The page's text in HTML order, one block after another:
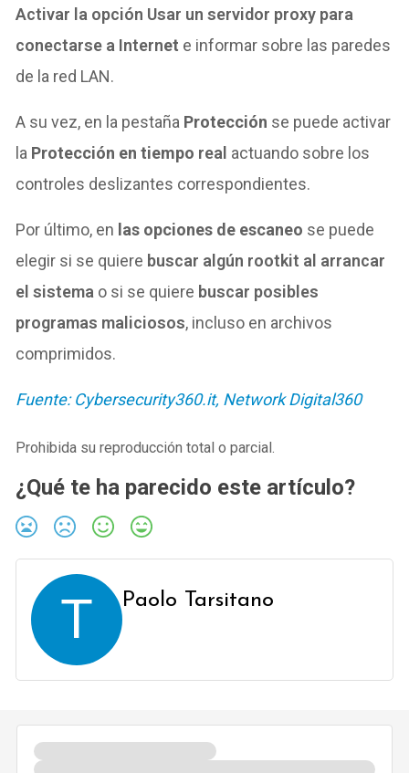
Activar la opción Usar un servidor proxy para
conectarse a Internet e informar sobre las paredes
de la red LAN.
A su vez, en la pestaña Protección se puede activar
a Protección en tiempo real actuando sobre los
controles deslizantes correspondientes.
Por último, en las opciones de escaneo se puede
elegir si se quiere buscar algún rootkit al arrancar
el sistema o si se quiere buscar posibles
programas maliciosos, incluso en archivos
comprimidos.
Fuente: Cybersecurity360.it, Network Digital360
Prohibida su reproducción total o parcial.
¿Qué te ha parecido este artículo?
T Paolo Tarsitano